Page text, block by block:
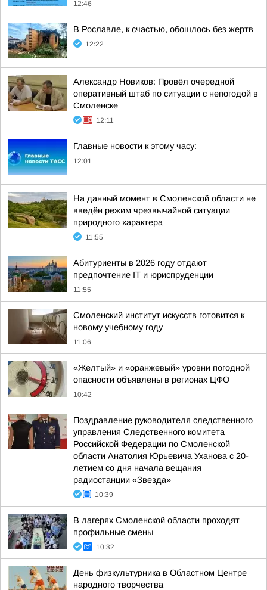
12:46
В Рославле, к счастью, обошлось без жертв
12:22
Александр Новиков: Провёл очередной
оперативный штаб по ситуации с непогодой в
Смоленске
12:11
Главные новости к этому часу:
12:01
На данный момент в Смоленской области не
введён режим чрезвычайной ситуации
природного характера
11:55
Абитуриенты в 2026 году отдают
предпочтение IT и юриспруденции
11:55
Смоленский институт искусств готовится к
новому учебному году
11:06
«Желтый» и «оранжевый» уровни погодной
опасности объявлены в регионах ЦФО
10:42
Поздравление руководителя следственного
управления Следственного комитета
Российской Федерации по Смоленской
области Анатолия Юрьевича Уханова с 20-
летием со дня начала вещания
радиостанции «Звезда»
10:39
В лагерях Смоленской области проходят
профильные смены
10:32
День физкультурника в Областном Центре
народного творчества